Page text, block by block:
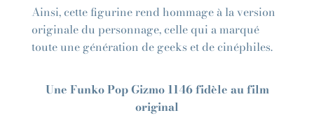
Ainsi, cette figurine rend hommage à la version
originale du personnage, celle qui a marqué
toute une génération de geeks et de cinéphiles.
Une Funko Pop Gizmo 1146 fidèle au film
original